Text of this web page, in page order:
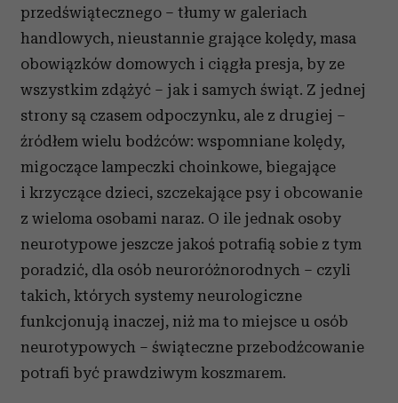
przedświątecznego – tłumy w galeriach
handlowych, nieustannie grające kolędy, masa
obowiązków domowych i ciągła presja, by ze
wszystkim zdążyć – jak i samych świąt. Z jednej
strony są czasem odpoczynku, ale z drugiej –
źródłem wielu bodźców: wspomniane kolędy,
migoczące lampeczki choinkowe, biegające
i krzyczące dzieci, szczekające psy i obcowanie
z wieloma osobami naraz. O ile jednak osoby
neurotypowe jeszcze jakoś potrafią sobie z tym
poradzić, dla osób neuroróżnorodnych – czyli
takich, których systemy neurologiczne
funkcjonują inaczej, niż ma to miejsce u osób
neurotypowych – świąteczne przebodźcowanie
potrafi być prawdziwym koszmarem.